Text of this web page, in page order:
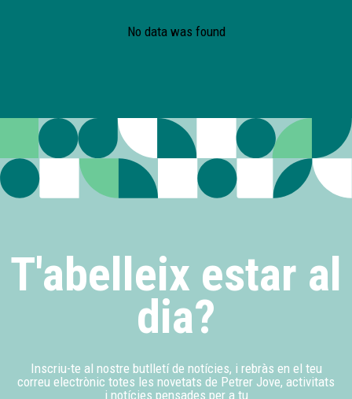
No data was found
T'abelleix estar al
dia?
Inscriu-te al nostre butlletí de notícies, i rebràs en el teu
correu electrònic totes les novetats de Petrer Jove, activitats
i notícies pensades per a tu